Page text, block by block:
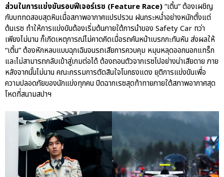
ส่วนในการแข่งขันรอบฟีเจอร์เรซ (Feature Race)“เติ้น” ต้องเผชิญ
กับบททดสอบสุดหินเมื่อสภาพอากาศแปรปรวน ฝนกระหน่ำอย่างหนักตั้งแต่
ต้นเรซ ทำให้การแข่งขันต้องเริ่มต้นภายใต้การนำของ Safety Car ทว่า
เพียงไม่นาน ก็เกิดเหตุการณ์ไม่คาดคิดเมื่อรถคันหน้าเบรกกะทันหัน ส่งผลให้
“เติ้น” ต้องหักหลบแบบฉุกเฉินจนรถเสียการควบคุม หมุนหลุดออกนอกแทร็ก
และไม่สามารถกลับเข้าสู่เกมต่อได้ ต้องถอนตัวจากเรซไปอย่างน่าเสียดาย ภาย
หลังจากนั้นไม่นาน คณะกรรมการตัดสินใจโบกธงแดง ยุติการแข่งขันเพื่อ
ความปลอดภัยของนักแข่งทุกคน ปิดฉากเรซสุดท้าทายภายใต้สภาพอากาศสุด
โหดที่สนามสปาฯ